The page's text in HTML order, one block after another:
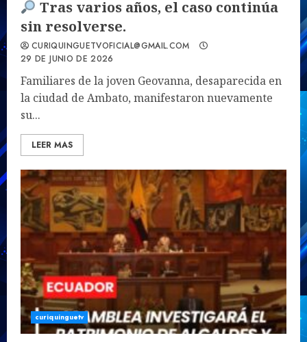
Tras varios años, el caso continúa
sin resolverse.
CURIQUINGUETVOFICIAL@GMAIL.COM
29 DE JUNIO DE 2026
Familiares de la joven Geovanna, desaparecida en
la ciudad de Ambato, manifestaron nuevamente
su...
LEER MAS
curiquinguetv